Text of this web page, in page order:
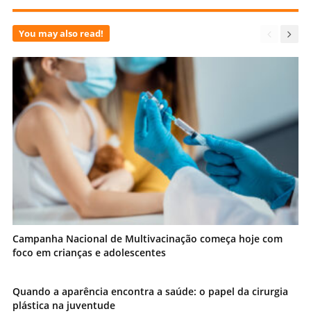
You may also read!
Campanha Nacional de Multivacinação começa hoje com
foco em crianças e adolescentes
Quando a aparência encontra a saúde: o papel da cirurgia
plástica na juventude